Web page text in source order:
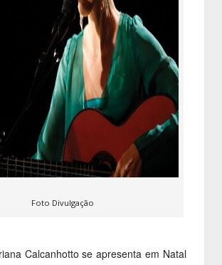
Foto Divulgação
Calcanhotto se apresenta em Natal